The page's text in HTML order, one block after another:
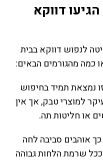
דווקא
לנפוש דווקא בבית
כמה מהגורמים הבאים:
נמצאת תמיד בחיפוש
למוצרי טבק, אך אין
או חליטות תה.
אוהבים סביבה לחה
שרמת הלחות גבוהה